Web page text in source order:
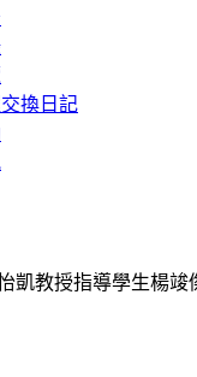
換日記
凱教授指導學生楊